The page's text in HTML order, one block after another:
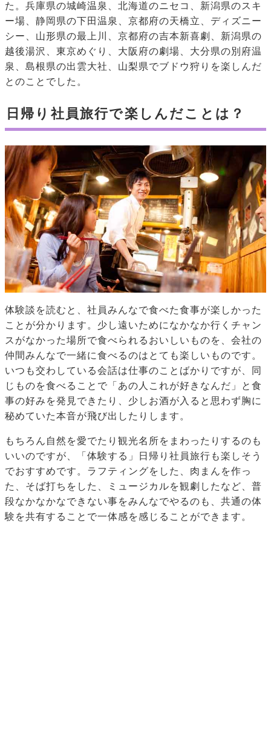
た。兵庫県の城崎温泉、北海道のニセコ、新潟県のスキ
ー場、静岡県の下田温泉、京都府の天橋立、ディズニー
シー、山形県の最上川、京都府の吉本新喜劇、新潟県の
越後湯沢、東京めぐり、大阪府の劇場、大分県の別府温
泉、島根県の出雲大社、山梨県でブドウ狩りを楽しんだ
とのことでした。
日帰り社員旅行で楽しんだことは？
体験談を読むと、社員みんなで食べた食事が楽しかった
ことが分かります。少し遠いためになかなか行くチャン
スがなかった場所で食べられるおいしいものを、会社の
仲間みんなで一緒に食べるのはとても楽しいものです。
いつも交わしている会話は仕事のことばかりですが、同
じものを食べることで「あの人これが好きなんだ」と食
事の好みを発見できたり、少しお酒が入ると思わず胸に
秘めていた本音が飛び出したりします。
もちろん自然を愛でたり観光名所をまわったりするのも
いいのですが、「体験する」日帰り社員旅行も楽しそう
でおすすめです。ラフティングをした、肉まんを作っ
た、そば打ちをした、ミュージカルを観劇したなど、普
段なかなかなできない事をみんなでやるのも、共通の体
験を共有することで一体感を感じることができます。